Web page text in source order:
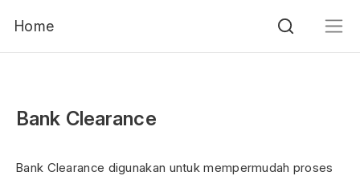
Home
Bank Clearance
Bank Clearance digunakan untuk mempermudah proses